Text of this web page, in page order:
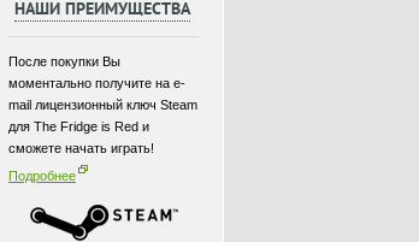
НАШИ ПРЕИМУЩЕСТВА
После покупки Вы
моментально получите на e-
mail лицензионный ключ Steam
для The Fridge is Red и
сможете начать играть!
Подробнее